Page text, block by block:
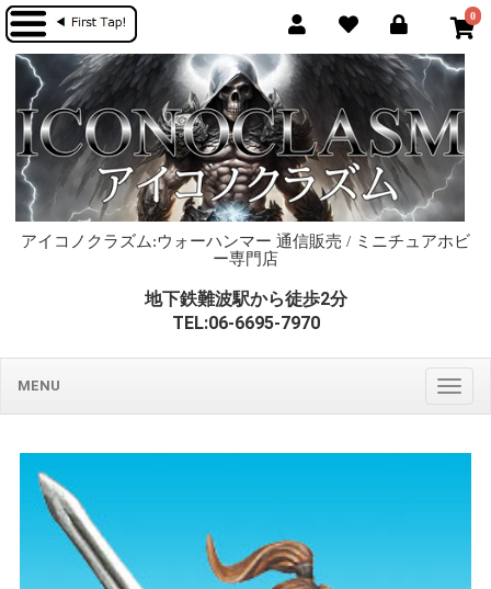
0
アイコノクラズム:ウォーハンマー 通信販売 / ミニチュアホビ
ー専門店
地下鉄難波駅から徒歩2分
TEL:06-6695-7970
MENU